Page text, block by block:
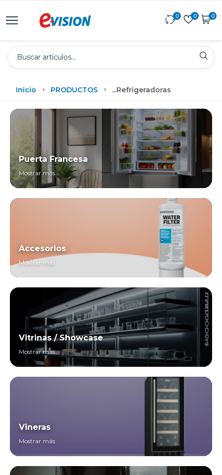
0 0 0
Inicio PRODUCTOS ...Refrigeradoras
Puerta Francesa
Mostrar más
Accesorios
Mostrar más
Vitrinas / Showcase
Mostrar más
Vineras
Mostrar más